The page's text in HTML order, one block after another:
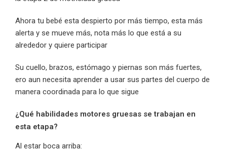
Ahora tu bebé esta despierto por más tiempo, esta más
alerta y se mueve más, nota más lo que está a su
alrededor y quiere participar
Su cuello, brazos, estómago y piernas son más fuertes,
ero aun necesita aprender a usar sus partes del cuerpo de
manera coordinada para lo que sigue
¿Qué habilidades motores gruesas se trabajan en
esta etapa?
Al estar boca arriba: